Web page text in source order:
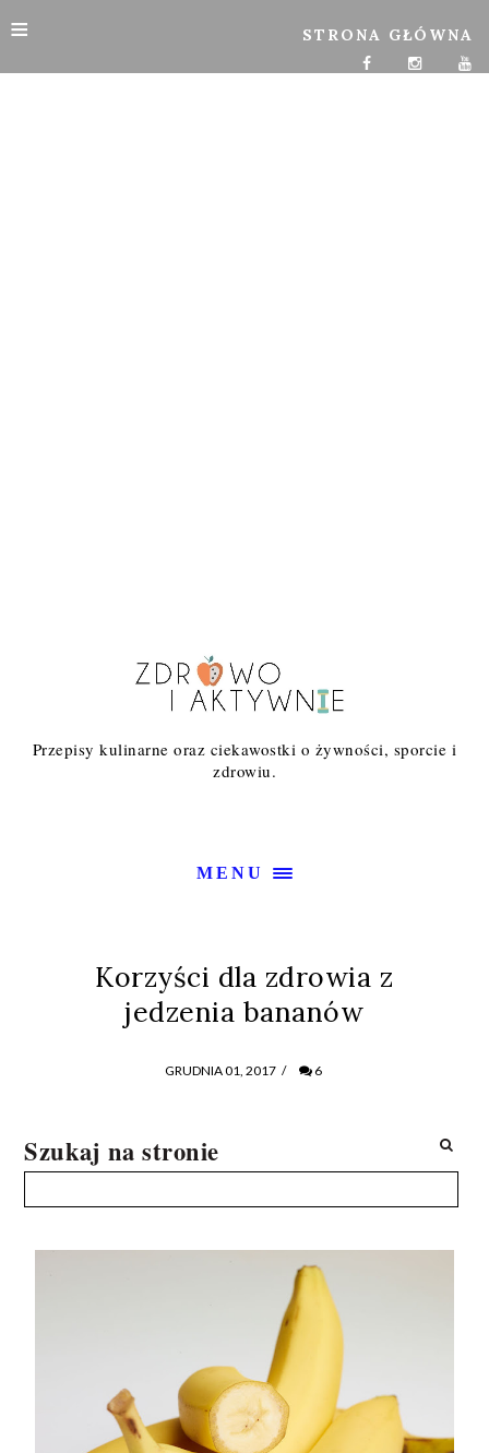
≡ STRONA GŁÓWNA
Przepisy kulinarne oraz ciekawostki o żywności, sporcie i
zdrowiu.
MENU
Korzyści dla zdrowia z
jedzenia bananów
GRUDNIA 01, 2017 / 6
Szukaj na stronie